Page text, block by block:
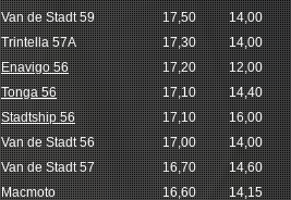
Van de Stadt 59 17,50 14,00
Trintella 57A 17,30 14,00
Enavigo 56 17,20 12,00
Tonga 56 17,10 14,40
Stadtship 56 17,10 16,00
Van de Stadt 56 17,00 14,00
Van de Stadt 57 16,70 14,60
Macmoto 16,60 14,15